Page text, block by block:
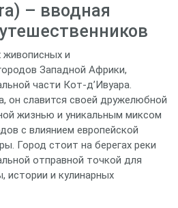
– вводная
живописных и
Западной Африки,
части Кот‑д’Ивуара.
он славится своей дружелюбной
жизнью и уникальным миксом
с влиянием европейской
Город стоит на берегах реки
отправной точкой для
истории и кулинарных